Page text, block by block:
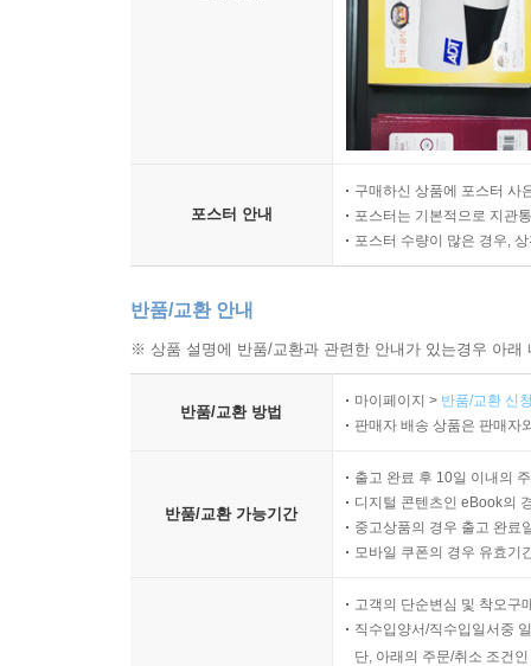
포스터 안내
구매하신 상품에 포스터 사
포스터는 기본적으로 지관
포스터 수량이 많은 경우,
반품/교환 안내
※ 상품 설명에 반품/교환과 관련한 안내가 있는경우 아
반품/교환 방법
마이페이지 > 반품/교환 신
판매자 배송 상품은 판매자
반품/교환 가능기간
출고 완료 후 10일 이내의
디지털 콘텐츠인 eBook의
중고상품의 경우 출고 완료
모바일 쿠폰의 경우 유효기
고객의 단순변심 및 착오구
직수입양서/직수입일서중
단, 아래의 주문/취소 조건